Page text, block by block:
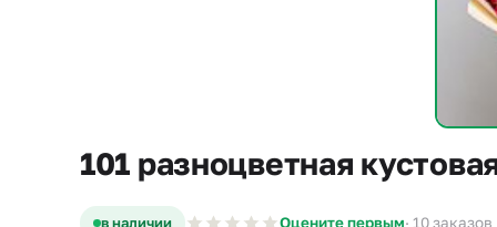
101 разноцветная
в наличии Оцените первым· 10 заказов